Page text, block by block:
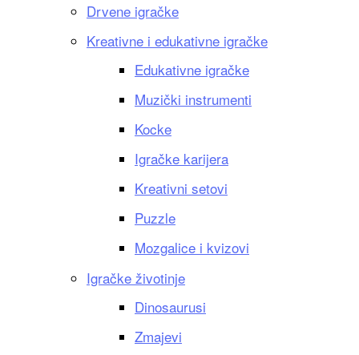
Drvene igračke
Kreativne i edukativne igračke
Edukativne igračke
Muzički instrumenti
Kocke
Igračke karijera
Kreativni setovi
Puzzle
Mozgalice i kvizovi
Igračke životinje
Dinosaurusi
Zmajevi